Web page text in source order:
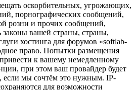
оскорбительных, угрожающих,
порнографических сообщений,
розни и прочих сообщений,
вашей страны, страны,
хостинга для форумов «softlab-
право. Попытки размещения
к вашему немедленному
при этом ваш провайдер будет
если мы сочтём это нужным. IP-
для возможности